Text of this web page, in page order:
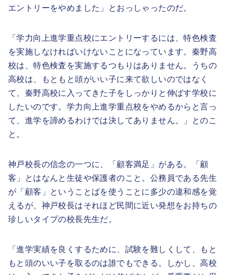
エントリーをやめました」とおっしゃったのだ。
「学力向上進学重点校にエントリーするには、特色検査
を実施しなければいけないことになっています。秦野高
校は、特色検査を実施するつもりはありません。うちの
高校は、もともと頭がいい子に来て欲しいのではなく
て、秦野高校に入ってきた子をしっかりと伸ばす学校に
したいのです。学力向上進学重点校をやめるからと言っ
て、進学を諦めるわけでは決してありません。」とのこ
と。
神戸校長の信念の一つに、「顧客満足」がある。「顧
客」とはなんと生徒や保護者のこと。公務員である先生
が「顧客」ということばを使うことに多少の違和感を覚
えるが、神戸校長はそれほど民間に近い発想をお持ちの
珍しいタイプの校長先生だ。
「進学実績を良くするために、試験を難しくして、もと
もと頭のいい子を取るのは誰でもできる。しかし、高校